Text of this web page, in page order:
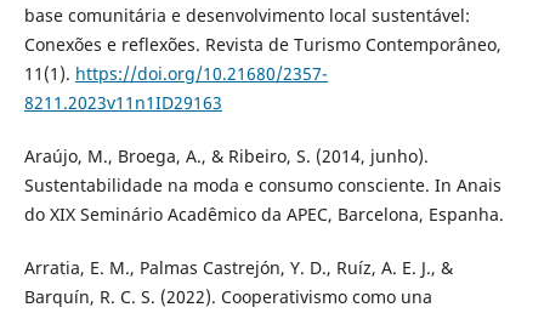
base comunitária e desenvolvimento local sustentável:
Conexões e reflexões. Revista de Turismo Contemporâneo,
11(1). https://doi.org/10.21680/2357-
8211.2023v11n1ID29163
Araújo, M., Broega, A., & Ribeiro, S. (2014, junho).
Sustentabilidade na moda e consumo consciente. In Anais
do XIX Seminário Acadêmico da APEC, Barcelona, Espanha.
Arratia, E. M., Palmas Castrejón, Y. D., Ruíz, A. E. J., &
Barquín, R. C. S. (2022). Cooperativismo como una